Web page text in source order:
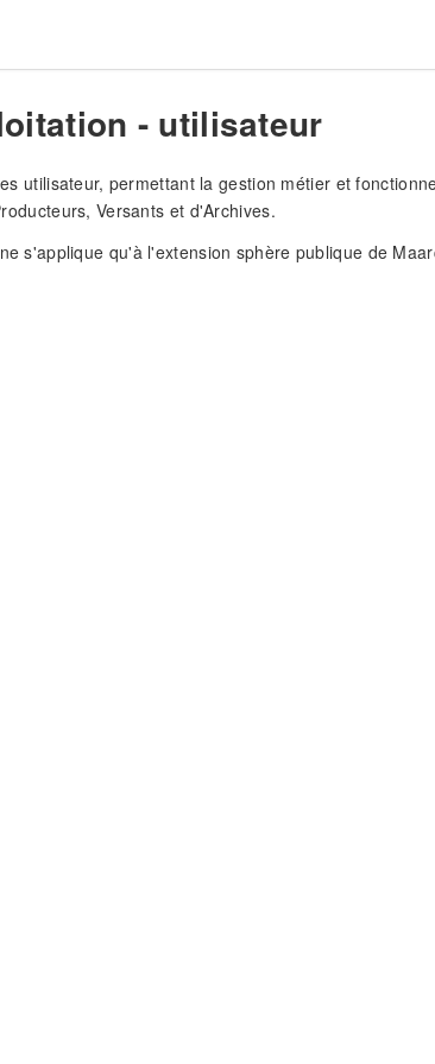
- utilisateur
utilisateur, permettant la gestion métier et
Versants et d'Archives.
s'applique qu'à l'extension sphère publique de